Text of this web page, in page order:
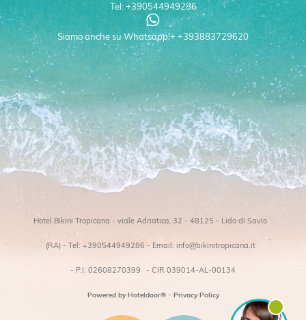
Tel: +390544949286
Siamo anche su Whatsapp!+ +393883729620
Hotel Bikini Tropicana - viale Adriatico, 32 - 48125 - Lido di Savio
(RA) - Tel: +390544949286 - Email: info@bikinitropicana.it
- P.I: 02608270399 - CIR 039014-AL-00134
Powered by Hoteldoor®- Privacy Policy